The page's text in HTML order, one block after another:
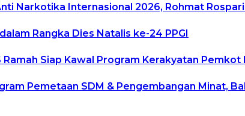
Narkotika Internasional 2026, Rohmat
Rangka Dies Natalis ke-24 PPGI
Siap Kawal Program Kerakyatan Pemkot
Pemetaan SDM & Pengembangan Minat,